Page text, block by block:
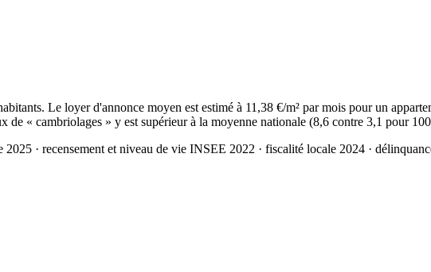
Le loyer d'annonce moyen est estimé à 11,38 €/m² par mois pour un
de « cambriolages » y est supérieur à la moyenne nationale (8,6 contre 3,1 pour
· recensement et niveau de vie INSEE 2022 · fiscalité locale 2024 ·